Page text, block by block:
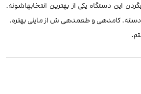
این دستگاه یکی از بهترین انتخابهاشونه.
کامدهی و طعمدهی ش از مایلی بهتره.